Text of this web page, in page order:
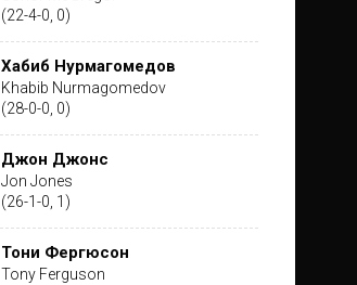
(22-4-0, 0)
Хабиб Нурмагомедов
Khabib Nurmagomedov
(28-0-0, 0)
Джон Джонс
Jon Jones
(26-1-0, 1)
Тони Фергюсон
Tony Ferguson